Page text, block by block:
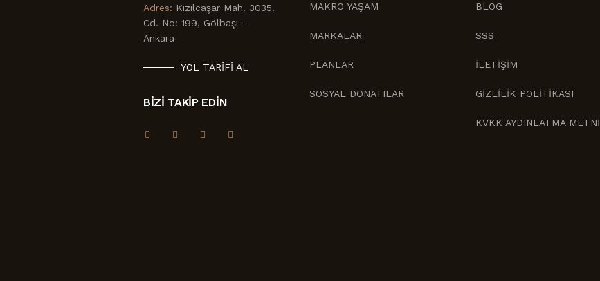
Adres: Kızılcaşar Mah. 3035.
Cd. No: 199, Gölbaşı -
Ankara
YOL TARIFI AL
BİZİ TAKİP EDİN
MAKRO YAŞAM
MARKALAR
PLANLAR
SOSYAL DONATILAR
BLOG
SSS
İLETİŞİM
GİZLİLİK POLİTİKASI
KVKK AYDINLATMA METNİ